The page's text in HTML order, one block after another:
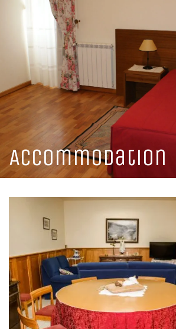
LOJA
HOTEL
Accommodation